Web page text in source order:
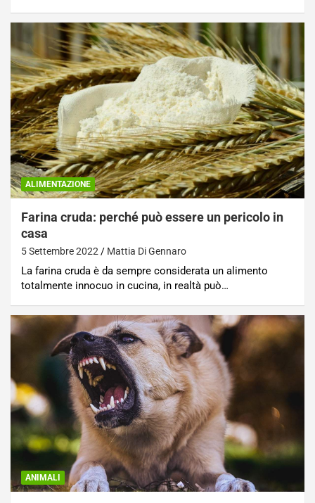
ALIMENTAZIONE
Farina cruda: perché può essere un pericolo in
casa
5 Settembre 2022 Mattia Di Gennaro
La farina cruda è da sempre considerata un alimento
totalmente innocuo in cucina, in realtà può…
ANIMALI